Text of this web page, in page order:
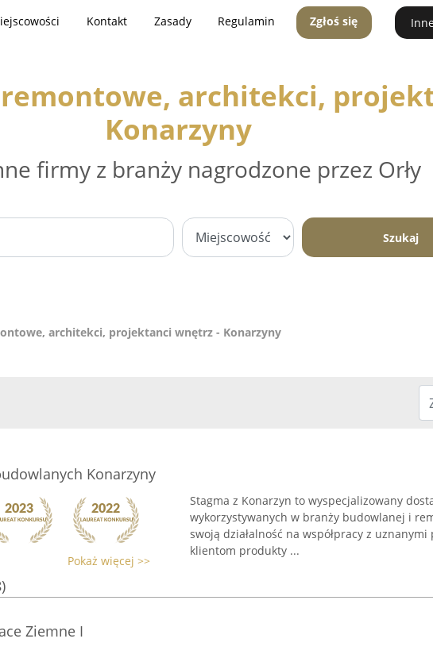
Kontakt Zasady Regulamin Zgłoś się
architekci,
Konarzyny
firmy z branży nagrodzone przez Orły
Szukaj
architekci, projektanci wnętrz - Konarzyny
Konarzyny
Pokaż więcej >>
Stagma z Konarzyn to wyspecjalizowany
wykorzystywanych w branży budowlanej i
swoją działalność na współpracy z
klientom produkty ...
Ziemne I